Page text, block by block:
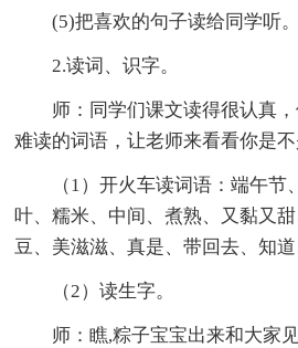
(5)把喜欢的句子读给同学听。
2.读词、识字。
师：同学们课文读得很认真
难读的词语，让老师来看看你是不
（1）开火车读词语：端午
叶、糯米、中间、煮熟、又黏又
豆、美滋滋、真是、带回去、知道
（2）读生字。
师：瞧,粽子宝宝出来和大家